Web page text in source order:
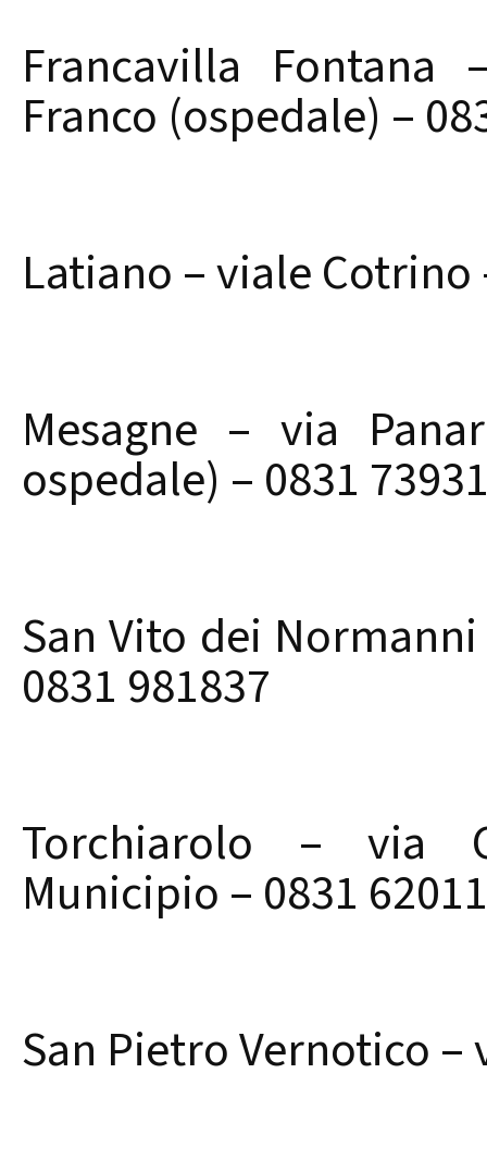
Francavilla Fontana
Franco (ospedale) –
Latiano – viale Cotrino
Mesagne – via
ospedale) – 0831
San Vito dei
0831 981837
Torchiarolo – via
Municipio – 0831
San Pietro Vernotico –